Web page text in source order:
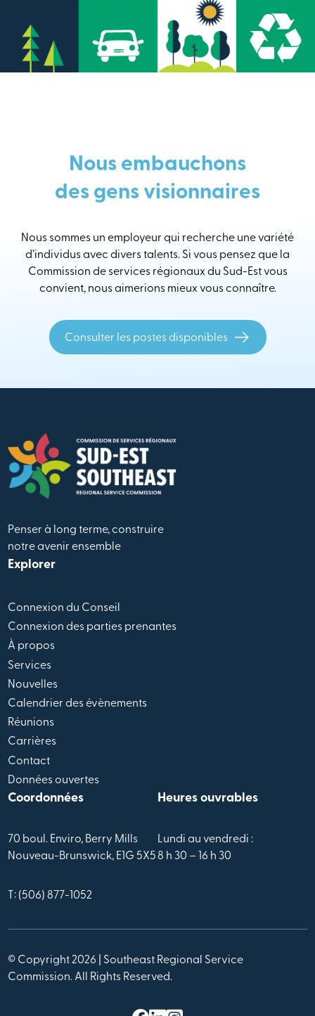
Nous embauchons
des gens visionnaires
Nous sommes un employeur qui recherche une variété
d’individus avec divers talents. Si vous pensez que la
Commission de services régionaux du Sud-Est vous
convient, nous aimerions mieux vous connaître.
Consulter les postes disponibles
Penser à long terme, construire
notre avenir ensemble
Explorer
Connexion du Conseil
Connexion des parties prenantes
À propos
Services
Nouvelles
Calendrier des évènements
Réunions
Carrières
Contact
Données ouvertes
Coordonnées
70 boul. Enviro, Berry Mills
Nouveau-Brunswick, E1G 5X5
T: (506) 877-1052
Heures ouvrables
Lundi au vendredi :
8 h 30 – 16 h 30
© Copyright 2026 | Southeast Regional Service
Commission. All Rights Reserved.